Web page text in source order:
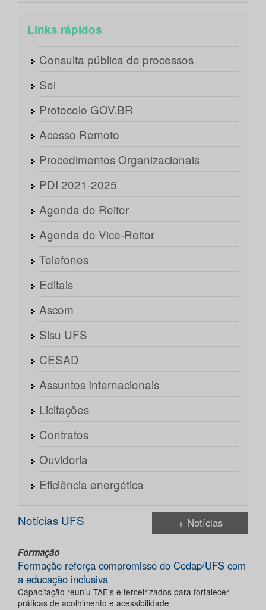
Links rápidos
Consulta pública de processos
Sei
Protocolo GOV.BR
Acesso Remoto
Procedimentos Organizacionais
PDI 2021-2025
Agenda do Reitor
Agenda do Vice-Reitor
Telefones
Editais
Ascom
Sisu UFS
CESAD
Assuntos Internacionais
Licitações
Contratos
Ouvidoria
Eficiência energética
Notícias UFS + Notícias
Formação
Formação reforça compromisso do Codap/UFS com
a educação inclusiva
Capacitação reuniu TAE’s e terceirizados para fortalecer
práticas de acolhimento e acessibilidade